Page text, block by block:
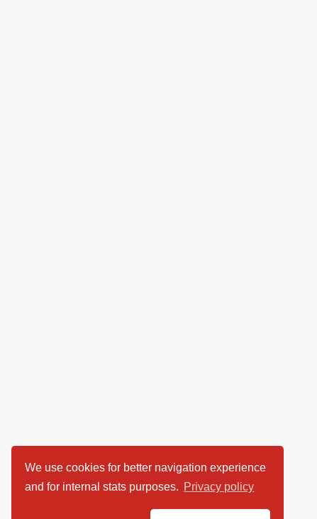
We use cookies for better navigation experience
and for internal stats purposes. Privacy policy